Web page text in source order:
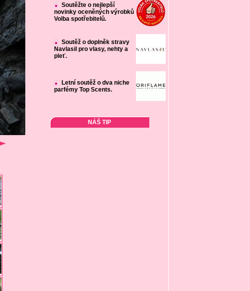
Soutěžte o nejlepší
novinky oceněných výrobků
Volba spotřebitelů.
Soutěž o doplněk stravy
Navlasil pro vlasy, nehty a
pleť.
Letní soutěž o dva niche
parfémy Top Scents.
NÁŠ TIP